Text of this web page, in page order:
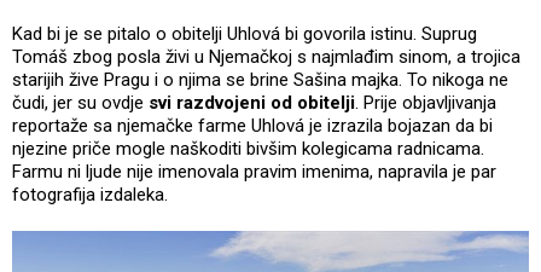
Kad bi je se pitalo o obitelji Uhlová bi govorila istinu. Suprug
Tomáš zbog posla živi u Njemačkoj s najmlađim sinom, a trojica
starijih žive Pragu i o njima se brine Sašina majka. To nikoga ne
čudi, jer su ovdje svi razdvojeni od obitelji. Prije objavljivanja
reportaže sa njemačke farme Uhlová je izrazila bojazan da bi
njezine priče mogle naškoditi bivšim kolegicama radnicama.
Farmu ni ljude nije imenovala pravim imenima, napravila je par
fotografija izdaleka.